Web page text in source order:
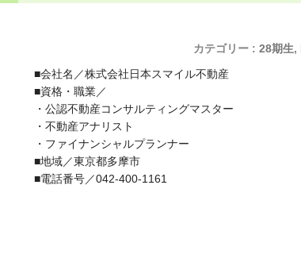
カテゴリー : 28期生,
■会社名／株式会社日本スマイル不動産
■資格・職業／
・公認不動産コンサルティングマスター
・不動産アナリスト
・ファイナンシャルプランナー
■地域／東京都多摩市
■電話番号／042-400-1161